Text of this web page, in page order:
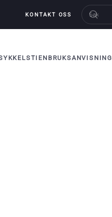
KONTAKT OSS
BRUKSANVISNING